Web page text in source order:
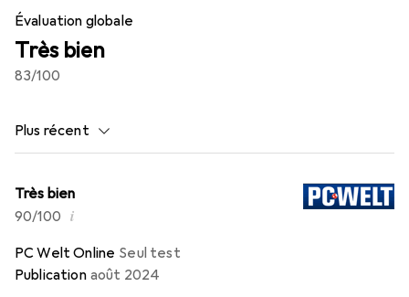
Évaluation globale
Très bien
83/100
Plus récent
Très bien
90/100 i
PC Welt Online Seul test
Publication août 2024